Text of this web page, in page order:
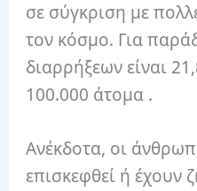
σε σύγκριση με
τον κόσμο. Για
διαρρήξεων είναι
100.000 άτομα .
Ανέκδοτα, οι
επισκεφθεί ή έχουν